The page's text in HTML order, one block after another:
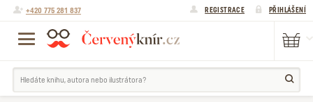
+420 775 281 837 REGISTRACE PŘIHLÁŠENÍ